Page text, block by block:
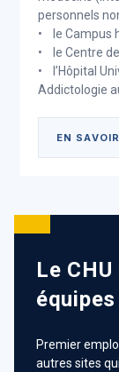
personnels
• le Campus
• le Centre
• l’Hôpital
Addictologie
EN
Symbole de
publics
Au total,
Le
équipes
Premier
autres sites